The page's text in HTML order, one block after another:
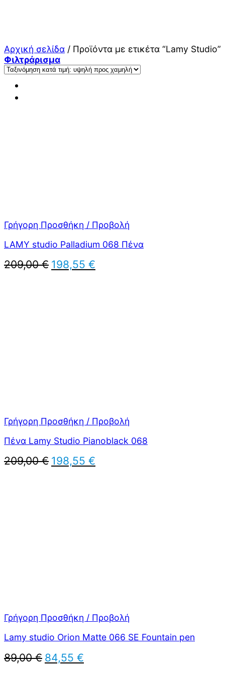
Αρχική σελίδα / Προϊόντα με ετικέτα “Lamy Studio”
Φιλτράρισμα
Γρήγορη Προσθήκη / Προβολή
LAMY studio Palladium 068 Πένα
209,00€ Original
price
198,55 €
τρέχουσα
Γρήγορη Προσθήκη / Προβολή
Πένα Lamy Studio Pianoblack 068
209,00€ Original
price
198,55 €
τρέχουσα
Γρήγορη Προσθήκη / Προβολή
Lamy studio Orion Matte 066 SE Fountain pen
89,00€ Original
price
84,55 €
τρέχουσα